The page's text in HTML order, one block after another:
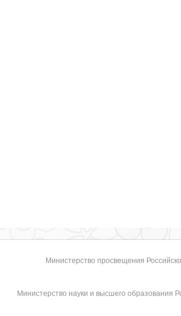
Министерство просвещения
Министерство науки и высшего образования